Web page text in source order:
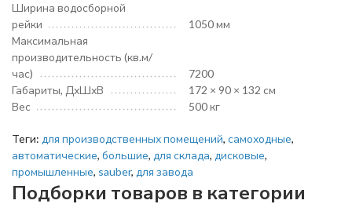
Ширина водосборной
рейки
1050 мм
Максимальная
производительность (кв.м/
час)
7200
Габариты, ДхШхВ
172 × 90 × 132 см
Вес
500 кг
Теги: для производственных помещений, самоходные,
автоматические, большие, для склада, дисковые,
промышленные, sauber, для завода
Подборки товаров в категории